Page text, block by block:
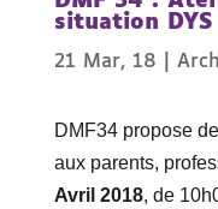
situation
21 Mar, 18
DMF34 propose
aux parents,
Avril 2018, de